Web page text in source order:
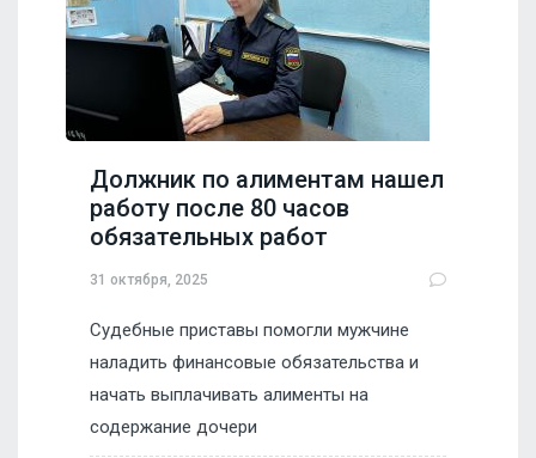
Должник по алиментам нашел
работу после 80 часов
обязательных работ
31 октября, 2025
Судебные приставы помогли мужчине
наладить финансовые обязательства и
начать выплачивать алименты на
содержание дочери